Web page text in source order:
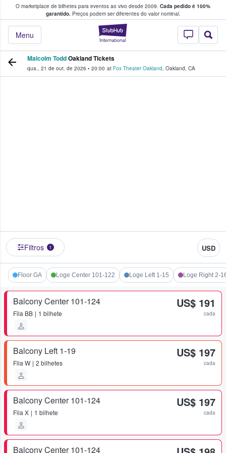
O marketplace de bilhetes para eventos ao vivo desde 2009. Cada pedido é 100%
garantido.Preços podem ser diferentes do valor nominal.
StubHub – onde
Menu
fãs compram e vendem bilhetes
Malcolm ToddOakland Tickets
qua., 21 de out. de 2026 • 20:00 at Fox Theater Oakland, Oakland, CA
Filtros 1 USD
Floor GA Loge Center 101-122 Loge Left 1-15 Loge Right 2-
Balcony Center 101-124
Fila BB 1 bilhete
US$ 191
cada
Balcony Left 1-19
Fila W 2 bilhetes
US$ 197
cada
Balcony Center 101-124
Fila X 1 bilhete
US$ 197
cada
Balcony Center 101-124